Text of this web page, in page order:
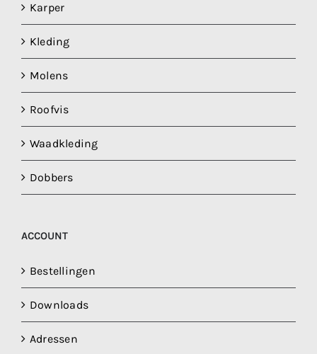
Karper
Kleding
Molens
Roofvis
Waadkleding
Dobbers
ACCOUNT
Bestellingen
Downloads
Adressen